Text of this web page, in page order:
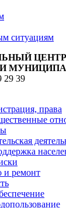
ситуациям
29 39
права
и ремонт